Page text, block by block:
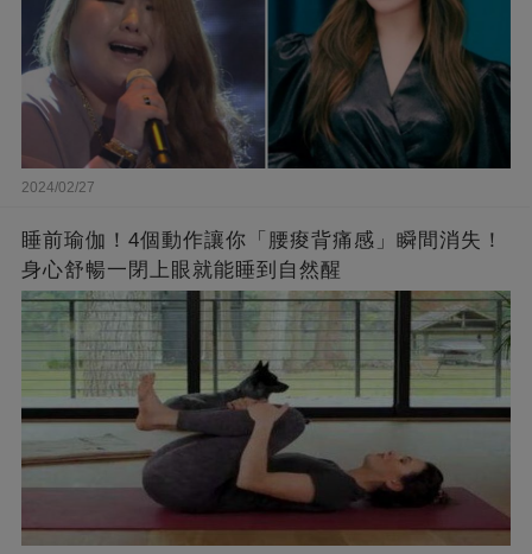
2024/02/27
睡前瑜伽！4個動作讓你「腰痠背痛感」瞬間消失！
身心舒暢一閉上眼就能睡到自然醒